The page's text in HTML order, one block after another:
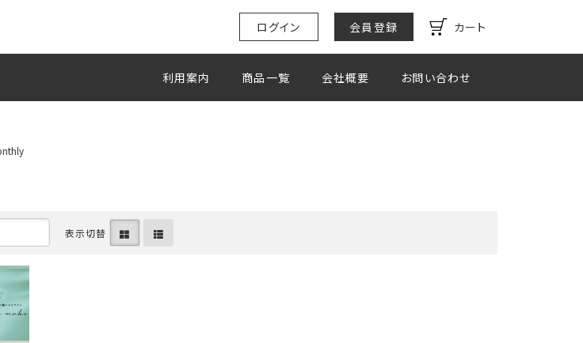
ログイン 会員登録 カート
利用案内 商品一覧 会社概要 お問い合わせ
表示切替